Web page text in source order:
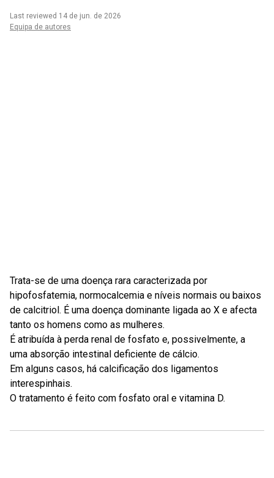
Last reviewed 14 de jun. de 2026
Equipa de autores
Trata-se de uma doença rara caracterizada por
hipofosfatemia, normocalcemia e níveis normais ou baixos
de calcitriol. É uma doença dominante ligada ao X e afecta
tanto os homens como as mulheres.
É atribuída à perda renal de fosfato e, possivelmente, a
uma absorção intestinal deficiente de cálcio.
Em alguns casos, há calcificação dos ligamentos
interespinhais.
O tratamento é feito com fosfato oral e vitamina D.